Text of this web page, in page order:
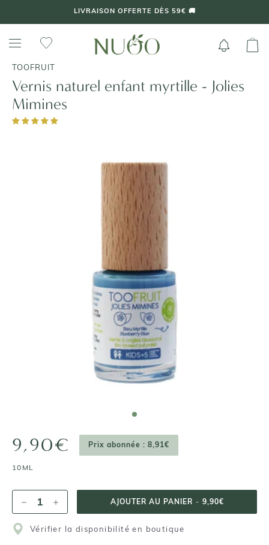
+ DE 70 000 AVIS VÉRIFIÉS 4,7/5 ⭐️
TOOFRUIT
Vernis naturel enfant myrtille - Jolies
Mimines
9,90€ Prix abonnée : 8,91€
10ML
AJOUTER AU PANIER - 9,90€
Vérifier la disponibilité en boutique